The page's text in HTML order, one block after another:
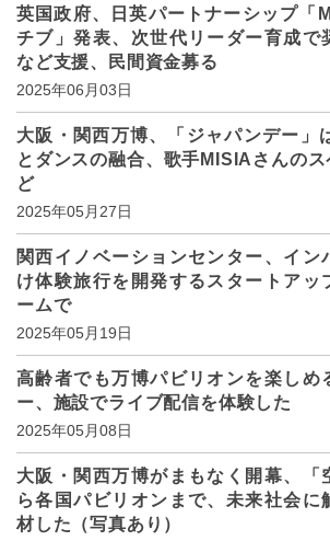
英国政府、日英パートナーシップ「
チブ」発表、次世代リーダー育成で
など支援、民間資金募る
2025年06月03日
大阪・関西万博、「ジャパンデー」
とダンスの融合、歌手MISIAさんの
ど
2025年05月27日
関西イノベーションセンター、イン
け体験旅行を開発するスタートアッ
ームで
2025年05月19日
高齢者でも万博パビリオンを楽しめ
ー、施設でライブ配信を体験した
2025年05月08日
大阪・関西万博がまもなく開幕、「
ら各国パビリオンまで、未来社会に
材した（写真あり）